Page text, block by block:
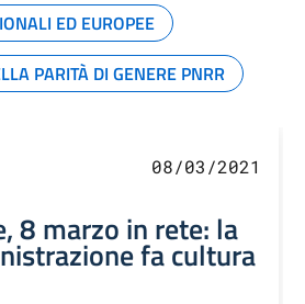
ED EUROPEE
PARITÀ DI GENERE PNRR
08/03/2021
8 marzo in rete: la
fa cultura